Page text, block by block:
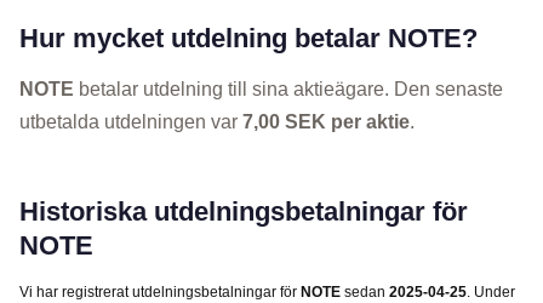
Hur mycket utdelning betalar NOTE?
NOTE betalar utdelning till sina aktieägare. Den senaste
utbetalda utdelningen var 7,00 SEK per aktie.
Historiska utdelningsbetalningar för
NOTE
Vi har registrerat utdelningsbetalningar för NOTE sedan 2025-04-25. Under